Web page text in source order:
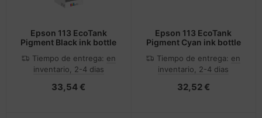
Epson 113 EcoTank
Pigment Black ink bottle
Tiempo de entrega: en
inventario, 2-4 dias
33,54 €
Epson 113 EcoTank
Pigment Cyan ink bottle
Tiempo de entrega: en
inventario, 2-4 dias
32,52 €